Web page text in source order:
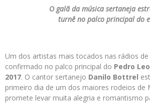
O galã da música sertaneja
turnê no palco principal do
Um dos artistas mais tocados nas rádios
confirmado no palco principal do Pedro
2017. O cantor sertanejo Danilo Bottrel
primeiro dia de um dos maiores rodeios de
promete levar muita alegria e romantismo